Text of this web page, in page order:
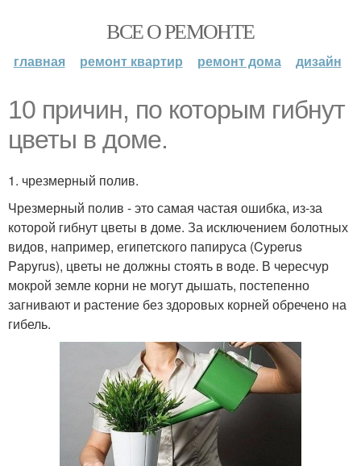
ВСЕ О РЕМОНТЕ
главная ремонт квартир ремонт дома дизайн
10 причин, по которым гибнут
цветы в доме.
1. чрезмерный полив.
Чрезмерный полив - это самая частая ошибка, из-за
которой гибнут цветы в доме. За исключением болотных
видов, например, египетского папируса (Cyperus
Papyrus), цветы не должны стоять в воде. В чересчур
мокрой земле корни не могут дышать, постепенно
загнивают и растение без здоровых корней обречено на
гибель.